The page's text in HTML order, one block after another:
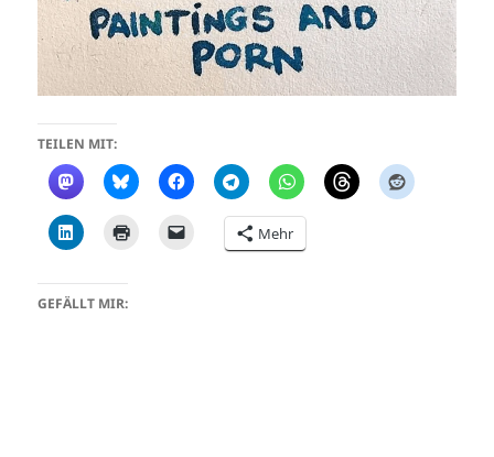
TEILEN MIT:
Mehr
GEFÄLLT MIR: